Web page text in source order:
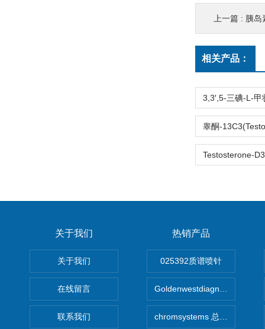
上一篇 : 胰岛
相关产品：
关于我们
关于我们
在线留言
联系我们
热销产品
025392质谱喷针
Goldenwestdiagnostics总代
chromsystems 总代理